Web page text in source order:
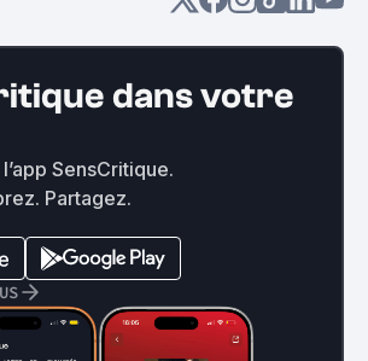
dans votre
SensCritique.
Partagez.